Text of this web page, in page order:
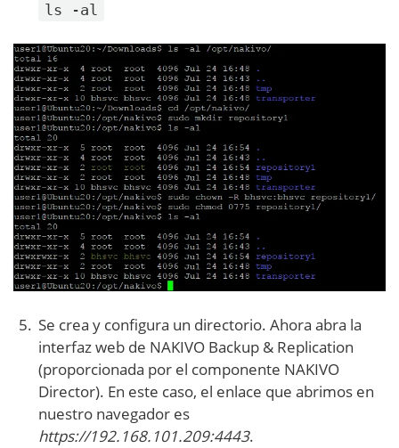
ls -al
Se crea y configura un directorio. Ahora abra la
interfaz web de NAKIVO Backup & Replication
(proporcionada por el componente NAKIVO
Director). En este caso, el enlace que abrimos en
nuestro navegador es
https://192.168.101.209:4443.